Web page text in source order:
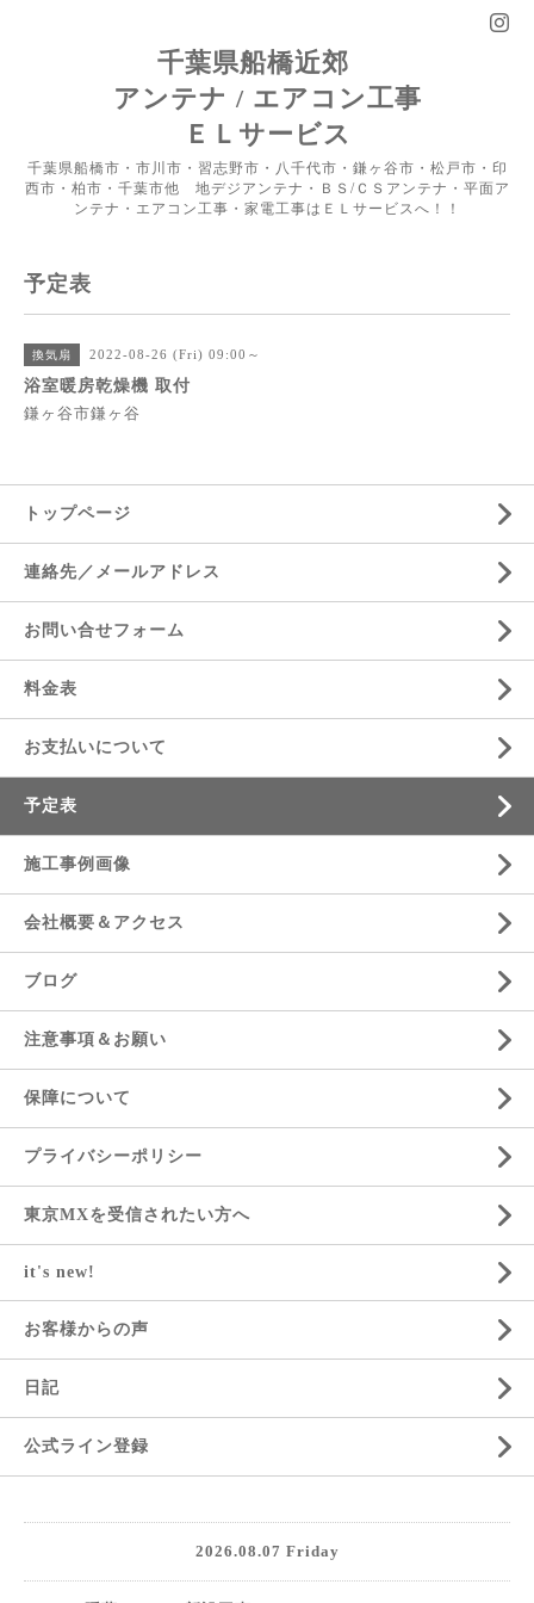
千葉県船橋近郊
アンテナ / エアコン工事
ＥＬサービス
千葉県船橋市・市川市・習志野市・八千代市・鎌ヶ谷市・松戸市・印
西市・柏市・千葉市他 地デジアンテナ・ＢＳ/ＣＳアンテナ・平面ア
ンテナ・エアコン工事・家電工事はＥＬサービスへ！！
予定表
換気扇 2022-08-26 (Fri) 09:00～
浴室暖房乾燥機 取付
鎌ヶ谷市鎌ヶ谷
トップページ
連絡先／メールアドレス
お問い合せフォーム
料金表
お支払いについて
予定表
施工事例画像
会社概要＆アクセス
ブログ
注意事項＆お願い
保障について
プライバシーポリシー
東京MXを受信されたい方へ
it's new!
お客様からの声
日記
公式ライン登録
2026.08.07 Friday